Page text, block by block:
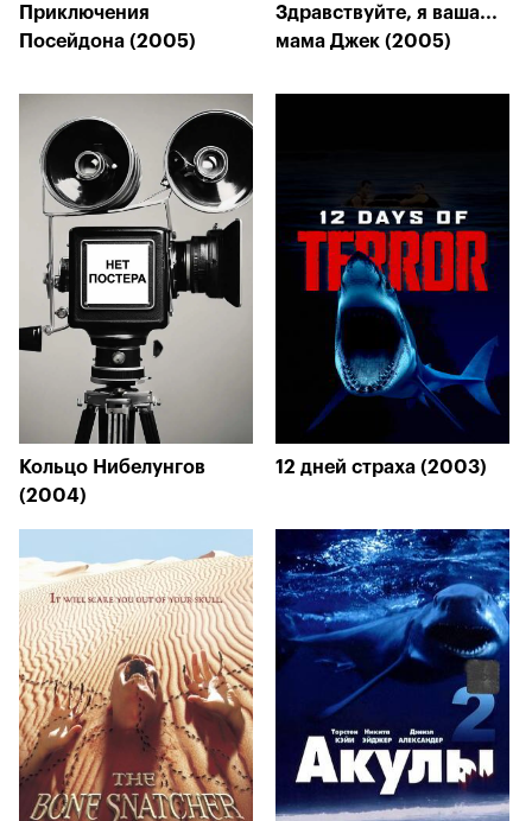
Приключения
Посейдона (2005)
Здравствуйте, я ваша...
мама Джек (2005)
Кольцо Нибелунгов
(2004)
12 дней страха (2003)